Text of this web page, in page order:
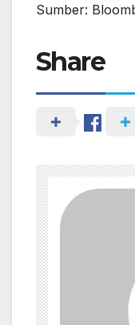
Sumber:
Share